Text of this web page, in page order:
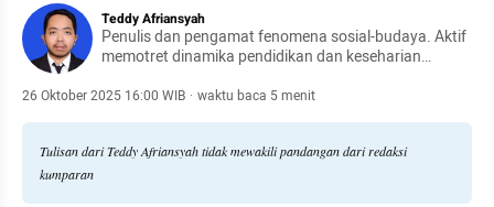
Teddy Afriansyah
Penulis dan pengamat fenomena sosial-budaya. Aktif
memotret dinamika pendidikan dan keseharian
26 Oktober 2025 16:00 WIB · waktu baca 5 menit
Tulisan dari Teddy Afriansyah tidak mewakili pandangan dari redaksi
kumparan